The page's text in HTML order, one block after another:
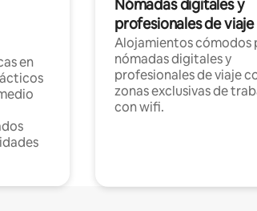
en
Nómadas digitales y
profesionales de viaje
Alojamientos cómodos
nómadas digitales y
profesionales de viaje
zonas exclusivas de
con wifi.